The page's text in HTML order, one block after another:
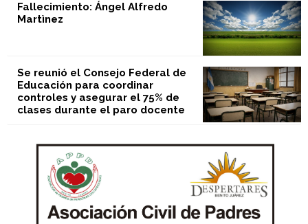
Fallecimiento: Ángel Alfredo
Martìnez
Se reunió el Consejo Federal de
Educación para coordinar
controles y asegurar el 75% de
clases durante el paro docente